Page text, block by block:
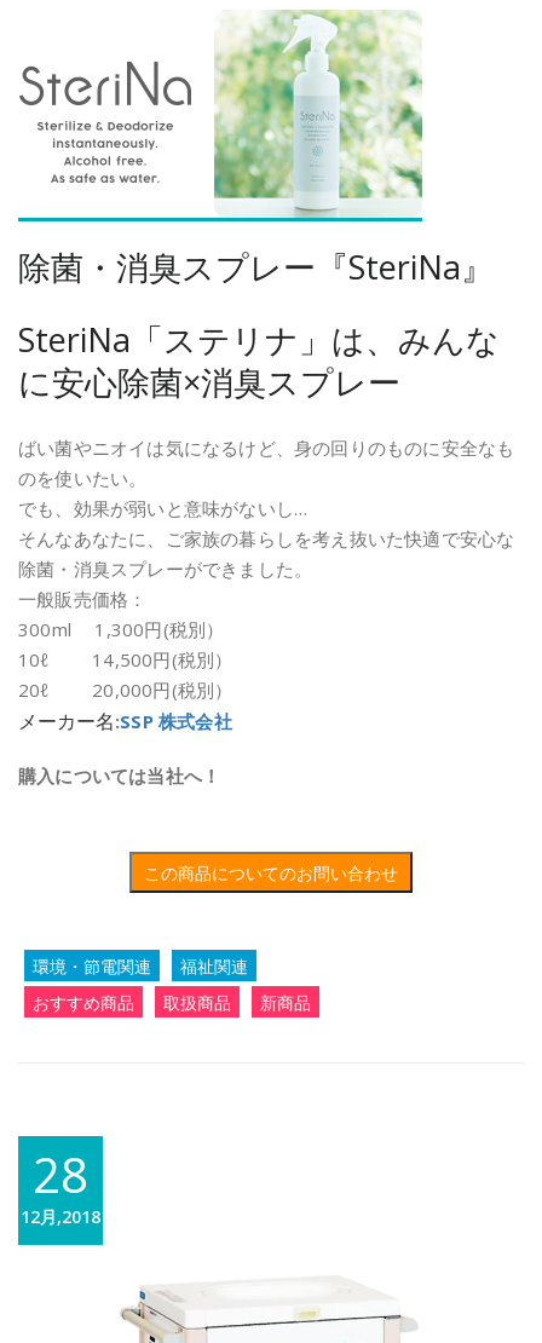
除菌・消臭スプレー『SteriNa』
SteriNa「ステリナ」は、みんな
に安心除菌×消臭スプレー
ばい菌やニオイは気になるけど、身の回りのものに安全なも
のを使いたい。
でも、効果が弱いと意味がないし…
そんなあなたに、ご家族の暮らしを考え抜いた快適で安心な
除菌・消臭スプレーができました。
一般販売価格：
300ml 1,300円(税別）
10ℓ 14,500円(税別）
20ℓ 20,000円(税別）
メーカー名:SSP 株式会社
購入については当社へ！
この商品についてのお問い合わせ
環境・節電関連
福祉関連
おすすめ商品
取扱商品 新商品
28
12月,2018